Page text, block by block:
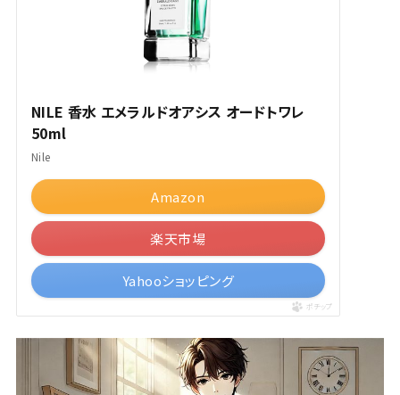
NILE 香水 エメラルドオアシス オードトワレ
50ml
Nile
Amazon
楽天市場
Yahooショッピング
ポチップ